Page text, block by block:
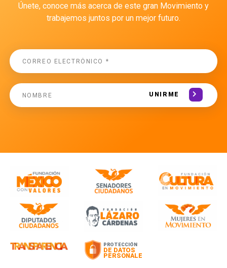
Únete, conoce más acerca de este gran Movimiento y
trabajemos juntos por un mejor futuro.
UNIRME